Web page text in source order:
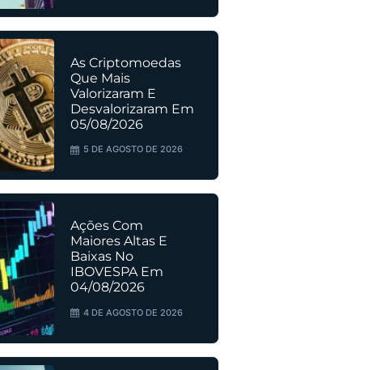
As Criptomoedas
Que Mais
Valorizaram E
Desvalorizaram Em
05/08/2026
5 DE AGOSTO DE 2026
Ações Com
Maiores Altas E
Baixas No
IBOVESPA Em
04/08/2026
4 DE AGOSTO DE 2026